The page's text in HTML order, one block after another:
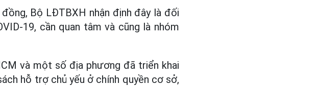
Bộ LĐTBXH nhận định đây là đối
19, cần quan tâm và cũng là nhóm
và một số địa phương đã triển khai
hỗ trợ chủ yếu ở chính quyền cơ sở,